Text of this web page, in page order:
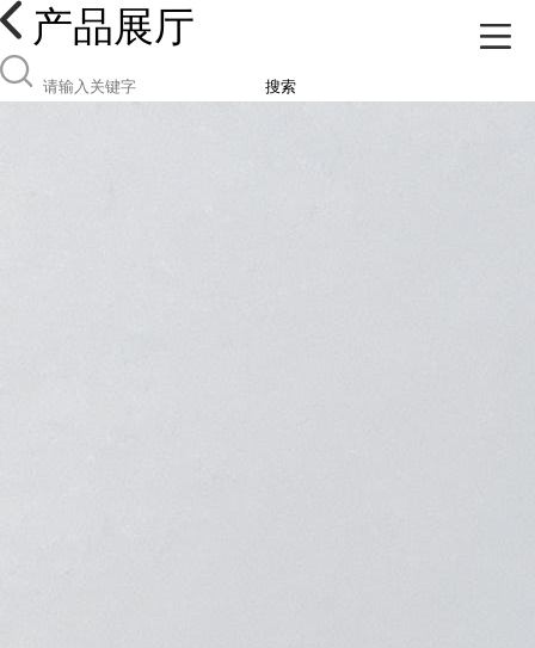
产品展厅
搜索